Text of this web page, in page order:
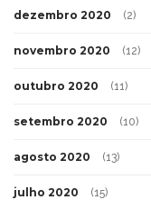
dezembro 2020 (2)
novembro 2020 (12)
outubro 2020 (11)
setembro 2020 (10)
agosto 2020 (13)
julho 2020 (15)